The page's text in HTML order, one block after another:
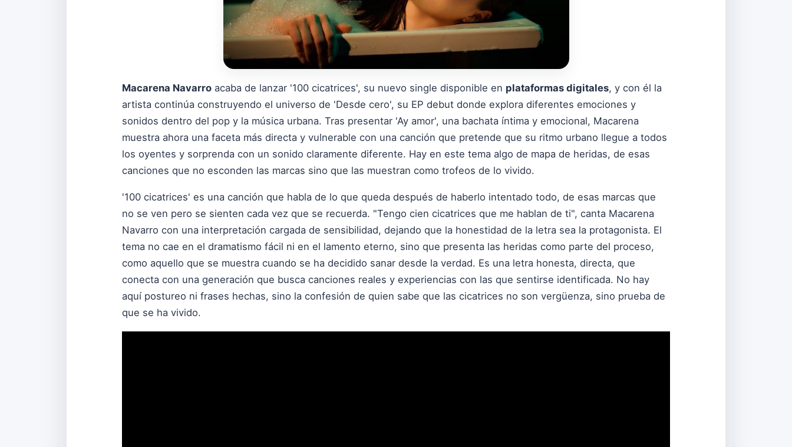
Macarena Navarro acaba de lanzar '100 cicatrices', su nuevo single disponible en plataformas digitales, y con él la
artista continúa construyendo el universo de 'Desde cero', su EP debut donde explora diferentes emociones y
sonidos dentro del pop y la música urbana. Tras presentar 'Ay amor', una bachata íntima y emocional, Macarena
muestra ahora una faceta más directa y vulnerable con una canción que pretende que su ritmo urbano llegue a todos
los oyentes y sorprenda con un sonido claramente diferente. Hay en este tema algo de mapa de heridas, de esas
canciones que no esconden las marcas sino que las muestran como trofeos de lo vivido.
'100 cicatrices' es una canción que habla de lo que queda después de haberlo intentado todo, de esas marcas que
no se ven pero se sienten cada vez que se recuerda. "Tengo cien cicatrices que me hablan de ti", canta Macarena
Navarro con una interpretación cargada de sensibilidad, dejando que la honestidad de la letra sea la protagonista. El
tema no cae en el dramatismo fácil ni en el lamento eterno, sino que presenta las heridas como parte del proceso,
como aquello que se muestra cuando se ha decidido sanar desde la verdad. Es una letra honesta, directa, que
conecta con una generación que busca canciones reales y experiencias con las que sentirse identificada. No hay
aquí postureo ni frases hechas, sino la confesión de quien sabe que las cicatrices no son vergüenza, sino prueba de
que se ha vivido.